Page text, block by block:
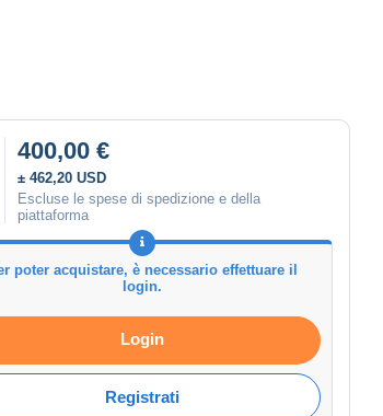
400,00 €
± 462,20 USD
Escluse le spese di spedizione e della
piattaforma
poter acquistare, è necessario effettuare il
login.
Login
Registrati